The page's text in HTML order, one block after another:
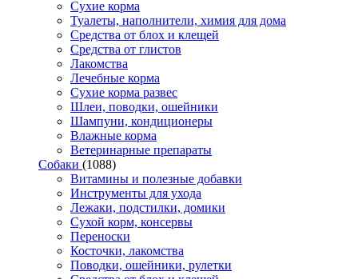
Сухие корма
Туалеты, наполнители, химия для дома
Средства от блох и клещей
Средства от глистов
Лакомства
Лечебные корма
Сухие корма развес
Шлеи, поводки, ошейники
Шампуни, кондиционеры
Влажные корма
Ветеринарные препараты
Собаки (1088)
Витамины и полезные добавки
Инструменты для ухода
Лежаки, подстилки, домики
Сухой корм, консервы
Переноски
Косточки, лакомства
Поводки, ошейники, рулетки